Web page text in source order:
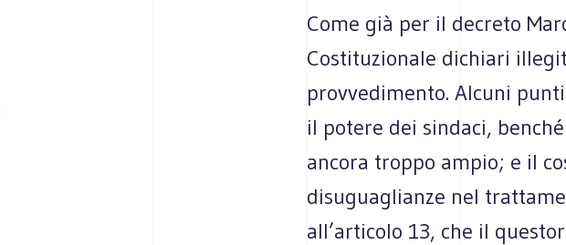
Come già per il decreto
Costituzionale dichiari
provvedimento. Alcuni
il potere dei sindaci,
ancora troppo ampio; e il
disuguaglianze nel
all’articolo 13, che il